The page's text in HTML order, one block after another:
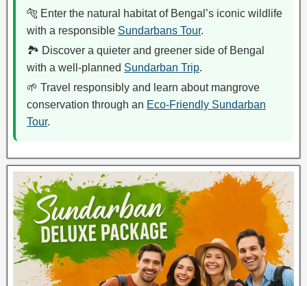
🐅 Enter the natural habitat of Bengal’s iconic wildlife
with a responsible Sundarbans Tour.
🏞️ Discover a quieter and greener side of Bengal
with a well-planned Sundarban Trip.
🌱 Travel responsibly and learn about mangrove
conservation through an Eco-Friendly Sundarban
Tour.